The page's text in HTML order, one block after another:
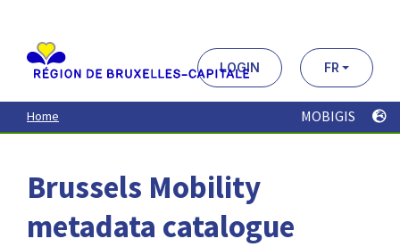
contenu
principal
LOGIN FR
Home MOBIGIS
Brussels Mobility
metadata catalogue